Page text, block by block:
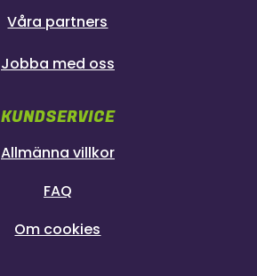
Våra partners
Jobba med oss
KUNDSERVICE
Allmänna villkor
FAQ
Om cookies